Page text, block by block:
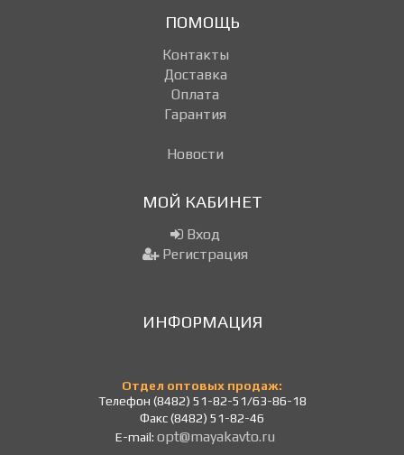
ПОМОЩЬ
Контакты
Доставка
Оплата
Гарантия
Новости
МОЙ КАБИНЕТ
Вход
Регистрация
ИНФОРМАЦИЯ
Отдел оптовых продаж:
Телефон (8482) 51-82-51/63-86-18
Факс (8482) 51-82-46
E-mail: opt@mayakavto.ru